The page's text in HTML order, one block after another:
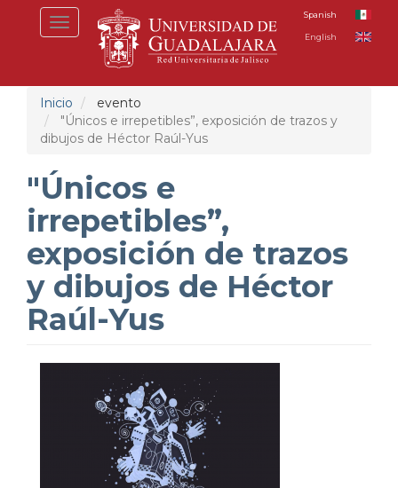
Toggle
navigation
Spanish
English
Inicio
evento
"Únicos e irrepetibles”, exposición de trazos y
dibujos de Héctor Raúl-Yus
"Únicos e
irrepetibles”,
exposición de trazos
y dibujos de Héctor
Raúl-Yus